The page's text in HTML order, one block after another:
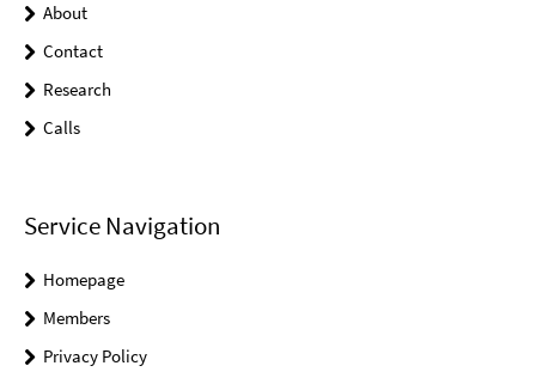
About
Contact
Research
Calls
Service Navigation
Homepage
Members
Privacy Policy